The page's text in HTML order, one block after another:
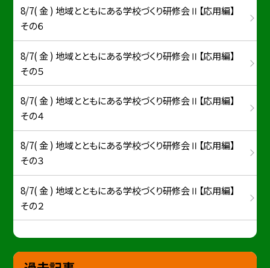
8/7( 金 ) 地域とともにある学校づくり研修会Ⅱ【応用編】
その６
8/7( 金 ) 地域とともにある学校づくり研修会Ⅱ【応用編】
その５
8/7( 金 ) 地域とともにある学校づくり研修会Ⅱ【応用編】
その４
8/7( 金 ) 地域とともにある学校づくり研修会Ⅱ【応用編】
その３
8/7( 金 ) 地域とともにある学校づくり研修会Ⅱ【応用編】
その２